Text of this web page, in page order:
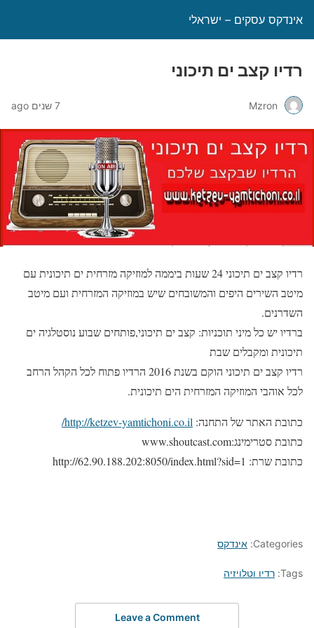
אינדקס עסקים – ישראלי
רדיו קצב ים תיכוני
Mzron 7 שנים ago
רדיו קצב ים תיכוני 24 שעות ביממה למוזיקה מזרחית ים תיכונית עם
מיטב השירים היפים והמשובחים שיש במוזיקה המזרחית ועם מיטב
השדרנים.
ברדיו יש כל מיני תוכניות: קצב ים תיכוני,פותחים שבוע נוסטלגיה ים
תיכונית ומקבלים שבת
רדיו קצב ים תיכוני הוקם בשנת 2016 הרדיו פתוח לכל הקהל הרחב
לכל אוהבי המוזיקה המזרחית הים תיכונית.
כתובת האתר של התחנה: http://ketzev-yamtichoni.co.il/
כתובת סטרימינג:www.shoutcast.com
כתובת שרת: http://62.90.188.202:8050/index.html?sid=1
Categories: אינדקס
Tags: רדיו וטלויזיה
Leave a Comment